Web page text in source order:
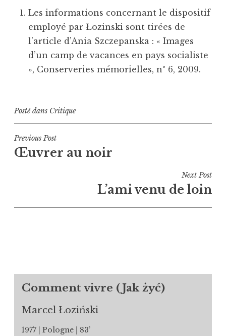
Les informations concernant le dispositif
employé par Łozinski sont tirées de
l’article d’Ania Szczepanska : « Images
d’un camp de vacances en pays socialiste
», Conserveries mémorielles, n° 6, 2009.
Posté dans Critique
Navigation
de
Previous Post
Œuvrer au noir
Next Post
L’ami venu de loin
Comment vivre (Jak żyć)
Marcel Łoziński
1977 Pologne 83’